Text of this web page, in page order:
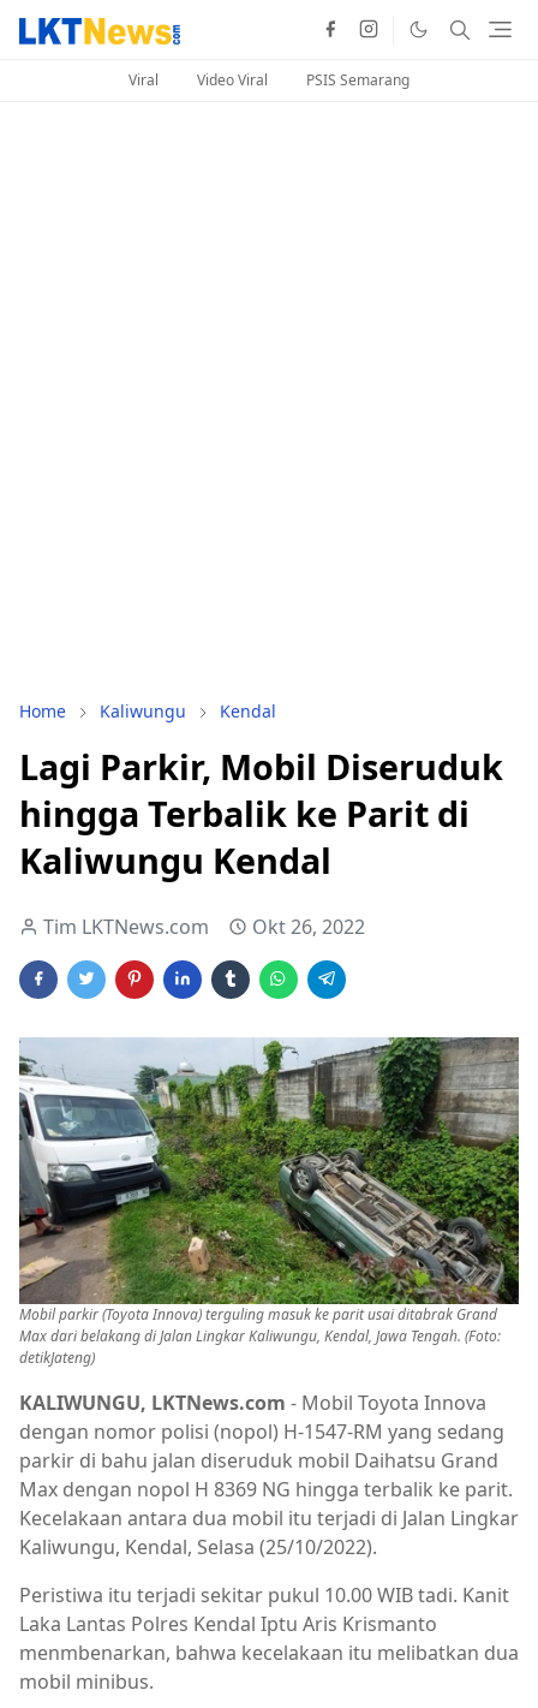
Viral Video Viral PSIS Semarang
Home Kaliwungu Kendal
Lagi Parkir, Mobil Diseruduk
hingga Terbalik ke Parit di
Kaliwungu Kendal
Tim LKTNews.com Okt 26, 2022
Mobil parkir (Toyota Innova) terguling masuk ke parit usai ditabrak Grand
Max dari belakang di Jalan Lingkar Kaliwungu, Kendal, Jawa Tengah. (Foto:
detikJateng)
KALIWUNGU, LKTNews.com - Mobil Toyota Innova
dengan nomor polisi (nopol) H-1547-RM yang sedang
parkir di bahu jalan diseruduk mobil Daihatsu Grand
Max dengan nopol H 8369 NG hingga terbalik ke parit.
Kecelakaan antara dua mobil itu terjadi di Jalan Lingkar
Kaliwungu, Kendal, Selasa (25/10/2022).
Peristiwa itu terjadi sekitar pukul 10.00 WIB tadi. Kanit
Laka Lantas Polres Kendal Iptu Aris Krismanto
menmbenarkan, bahwa kecelakaan itu melibatkan dua
mobil minibus.